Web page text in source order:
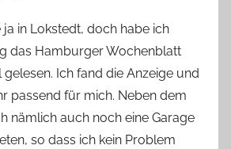
ja in Lokstedt, doch habe ich
das Hamburger Wochenblatt
Ich fand die Anzeige und
passend für mich. Neben dem
nämlich auch noch eine Garage
so dass ich kein Problem